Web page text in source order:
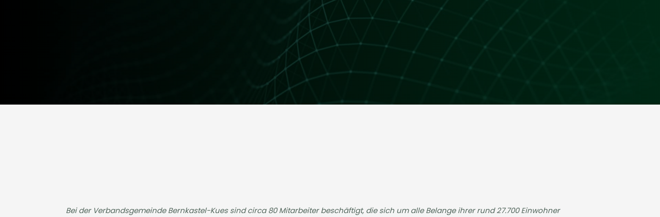
Bei der Verbandsgemeinde Bernkastel-Kues sind circa 80 Mitarbeiter beschäftigt, die sich um alle Belange ihrer rund 27.700 Einwohner